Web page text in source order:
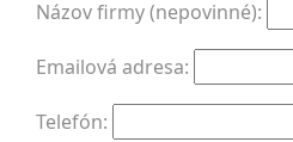
Názov firmy (nepovinné):
Emailová adresa:
Telefón: